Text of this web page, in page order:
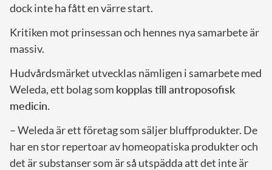
dock inte ha fått en värre start.
Kritiken mot prinsessan och hennes nya samarbete är
massiv.
Hudvårdsmärket utvecklas nämligen i samarbete med
Weleda, ett bolag som kopplas till antroposofisk
medicin.
– Weleda är ett företag som säljer bluffprodukter. De
har en stor repertoar av homeopatiska produkter och
det är substanser som är så utspädda att det inte är